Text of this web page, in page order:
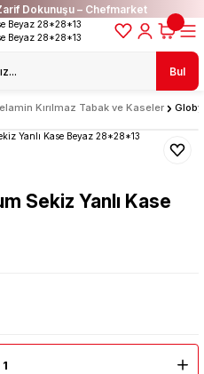
Dokunuşu – Chefmarket
Bul
Kırılmaz Tabak ve Kaseler
Sekiz Yanlı Kase